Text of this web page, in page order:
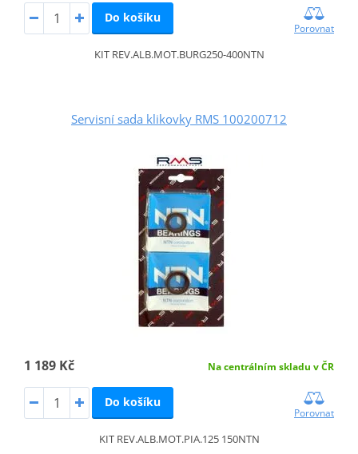
Do košíku
Porovnat
KIT REV.ALB.MOT.BURG250-400NTN
Servisní sada klikovky RMS 100200712
1 189 Kč Na centrálním skladu v ČR
Do košíku
Porovnat
KIT REV.ALB.MOT.PIA.125 150NTN